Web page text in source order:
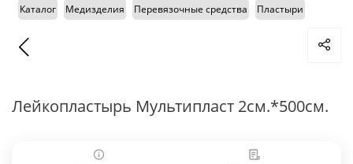
Каталог Медизделия Перевязочные средства Пластыри
Лейкопластырь Мультипласт 2см.*500см.